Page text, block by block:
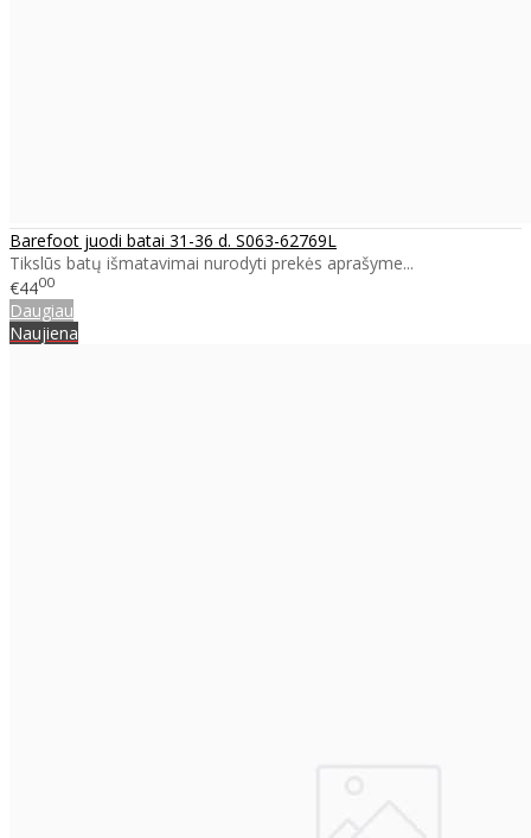
Barefoot juodi batai 31-36 d. S063-62769L
Tikslūs batų išmatavimai nurodyti prekės aprašyme...
€4400
Daugiau
Naujiena